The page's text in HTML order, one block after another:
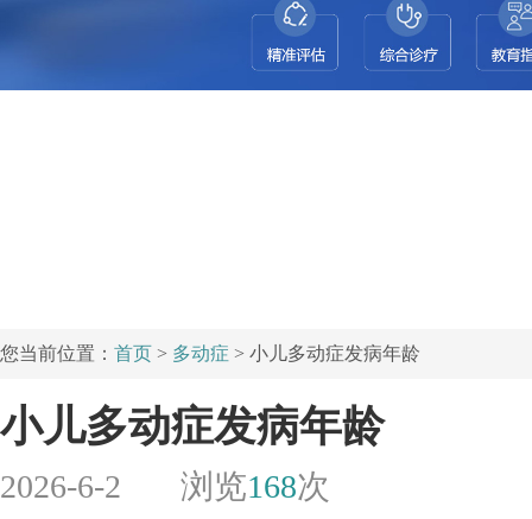
您当前位置： 首页 > 多动症 > 小儿多动症发病年龄
小儿多动症发病年龄
2026-6-2 浏览168次